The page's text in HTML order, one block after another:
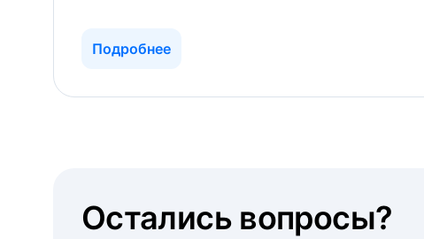
Подробнее
Остались вопросы?